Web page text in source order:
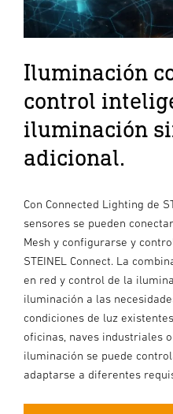
Iluminación
control
iluminación
adicional.
Con Connected Lighting de
sensores se pueden
Mesh y configurarse y
STEINEL Connect. La
en red y control de la
iluminación a las
condiciones de luz
oficinas, naves industriales
iluminación se puede
adaptarse a diferentes